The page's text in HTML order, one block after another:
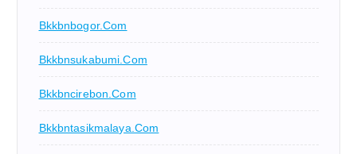
Bkkbnbogor.com
Bkkbnsukabumi.com
Bkkbncirebon.com
Bkkbntasikmalaya.com